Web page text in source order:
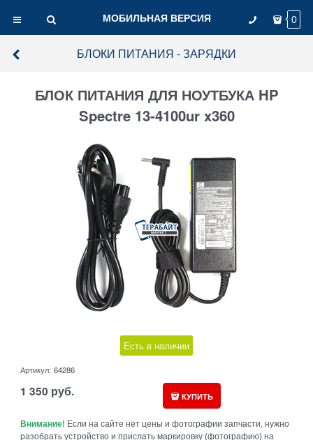
МОБИЛЬНАЯ ВЕРСИЯ 0
БЛОКИ ПИТАНИЯ - ЗАРЯДКИ
БЛОК ПИТАНИЯ ДЛЯ НОУТБУКА HP
Spectre 13-4100ur x360
Есть в наличии
Артикул: 64286
1 350 руб. КУПИТЬ
Внимание! Если на сайте нет цены и фотографии запчасти, нужно
разобрать устройство и прислать маркировку (фотографию) на